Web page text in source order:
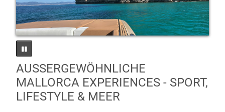
AUSSERGEWÖHNLICHE
MALLORCA EXPERIENCES - SPORT,
LIFESTYLE & MEER